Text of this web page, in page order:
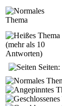
Seiten: